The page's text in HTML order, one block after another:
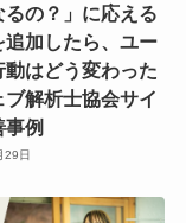
るの？」に応える
追加したら、ユー
動はどう変わった
ブ解析士協会サイ
事例
29日